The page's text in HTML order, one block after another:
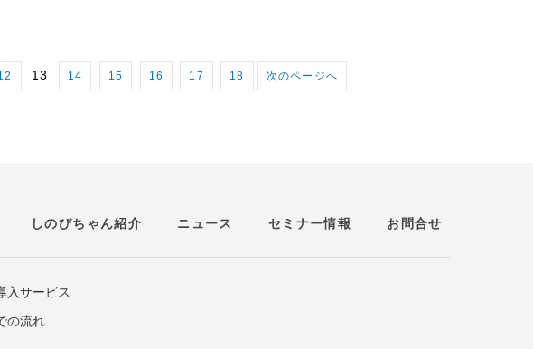
13 14 15 16 17 18 次のページへ
しのびちゃん紹介 ニュース セミナー情報 お問合せ
入サービス
の流れ